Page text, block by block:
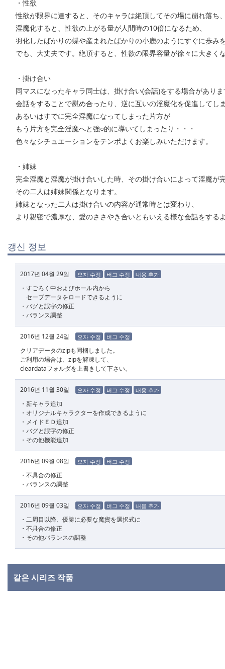
・性欲
性欲が限界に達すると、そのキャラは絶頂してその場に崩れ落ち
淫魔化すると、性欲の上がる量が人間時の10倍になるため、
羽化したばかりの蝶や産まれたばかりの小鹿のようにすぐに歩み
でも、大丈夫です。絶頂すると、性欲の限界容量が徐々に大きく
・掛け合い
同マスになったキャラ同士は、掛け合い(会話)をする場合があり
会話をすることで慰め合ったり、逆に互いの淫魔化を促進してし
あるいはすでに完全淫魔になってしまった片方が
もう片方を完全淫魔へと強○的に導いてしまったり・・・
色々なシチュエーションをテンポよくお楽しみいただけます。
・姉妹
完全淫魔と淫魔が掛け合いした時、その掛け合いによって淫魔が
その二人は姉妹関係となります。
姉妹となった二人は掛け合いの内容が通常時とは変わり、
より親密で濃厚な、愛のささやき合いともいえる様な会話をする
갱신 정보
2017년 04월 29일 오자 수정 버그 수정 내용 추가
・すごろく中およびホール内から
セーブデータをロードできるように
・バグと誤字の修正
・バランス調整
2016년 12월 24일 오자 수정 버그 수정
クリアデータのzipも同梱しました。
ご利用の場合は、zipを解凍して、
cleardataフォルダを上書きして下さい。
2016년 11월 30일 오자 수정 버그 수정 내용 추가
・新キャラ追加
・オリジナルキャラクターを作成できるように
・メイドＥＤ追加
・バグと誤字の修正
・その他機能追加
2016년 09월 08일 오자 수정 버그 수정
・不具合の修正
・バランスの調整
2016년 09월 03일 오자 수정 버그 수정 내용 추가
・二周目以降、優勝に必要な魔貨を選択式に
・不具合の修正
・その他バランスの調整
같은 시리즈 작품